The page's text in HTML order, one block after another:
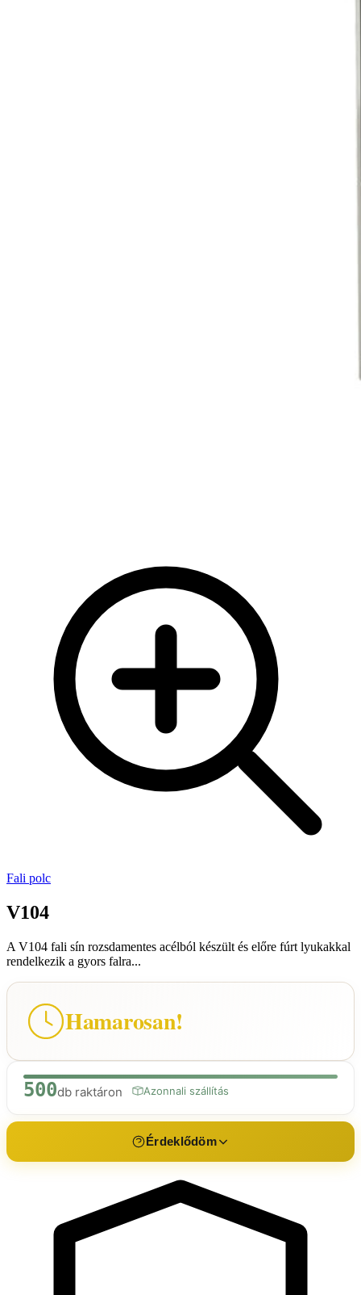
Fali polc
V104
A V104 fali sín rozsdamentes acélból készült és előre fúrt lyukakkal
rendelkezik a gyors falra...
Hamarosan!
500db raktáron Azonnali szállítás
Érdeklődöm
Érdeklődés a termékről
Név *